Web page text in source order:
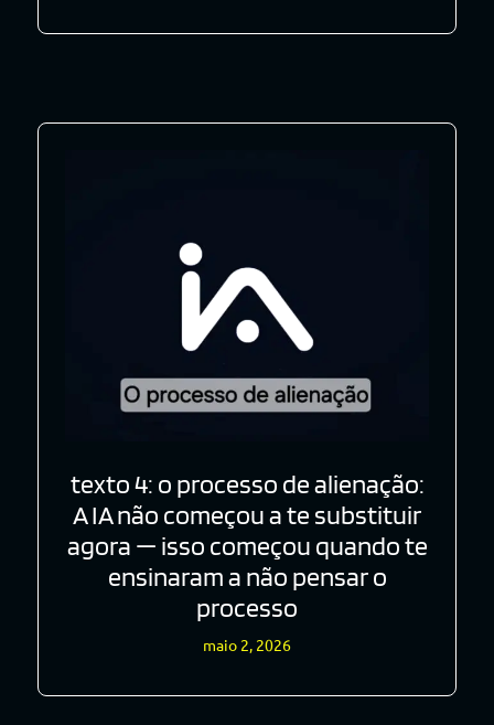
texto 4: o processo de alienação:
A IA não começou a te substituir
agora — isso começou quando te
ensinaram a não pensar o
processo
maio 2, 2026